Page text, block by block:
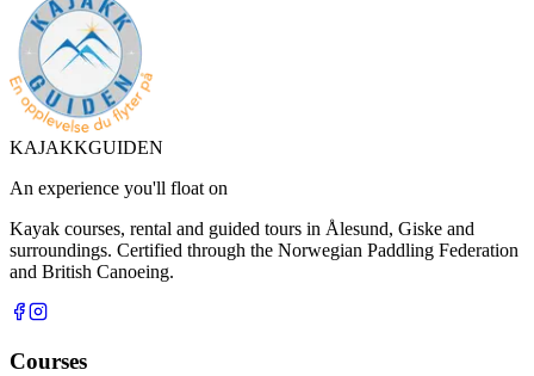
KAJAKKGUIDEN
An experience you'll float on
Kayak courses, rental and guided tours in Ålesund, Giske and
surroundings. Certified through the Norwegian Paddling Federation
and British Canoeing.
Courses